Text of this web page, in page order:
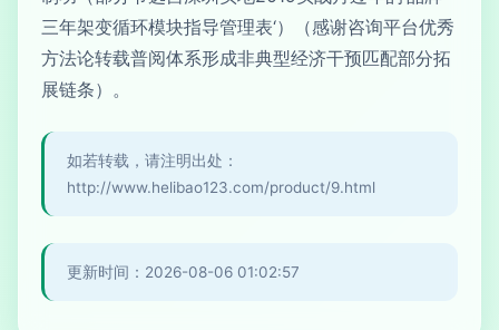
三年架变循环模块指导管理表‘）（感谢咨询平台优秀
方法论转载普阅体系形成非典型经济干预匹配部分拓
展链条）。
如若转载，请注明出处：
http://www.helibao123.com/product/9.html
更新时间：2026-08-06 01:02:57